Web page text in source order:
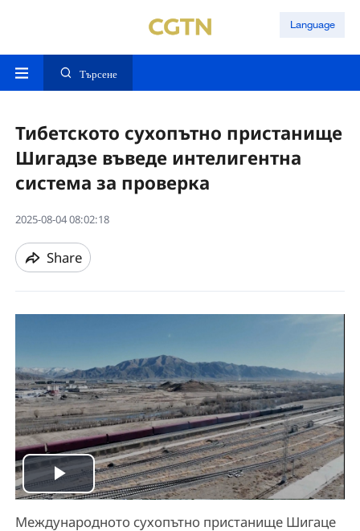
Language
Търсене
Тибетското сухопътно пристанище
Шигадзе въведе интелигентна
система за проверка
2025-08-04 08:02:18
Share
P
Международното сухопътно пристанище Шигаце